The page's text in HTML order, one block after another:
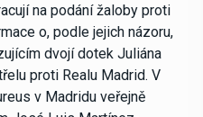
na podání žaloby proti
o, podle jejich názoru,
dvojí dotek Juliána
proti Realu Madrid. V
v Madridu veřejně